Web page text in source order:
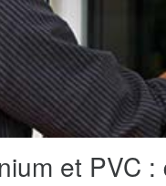
et PVC